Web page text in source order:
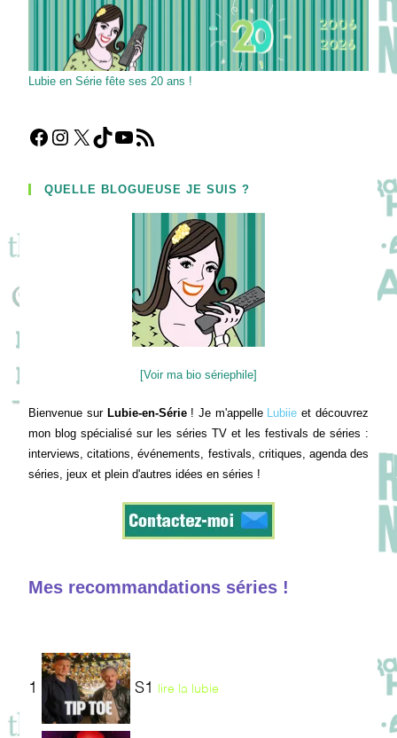
Lubie en Série fête ses 20 ans !
Facebook
Instagram
X TikTokYouTube
Flux RSS
QUELLE BLOGUEUSE JE SUIS ?
[Voir ma bio sériephile]
Bienvenue sur Lubie-en-Série! Je m'appelle Lubiie et découvrez
mon blog spécialisé sur les séries TV et les festivals de séries :
interviews, citations, événements, festivals, critiques, agenda des
séries, jeux et plein d'autres idées en séries !
Mes recommandations séries !
1 S1 lire la lubie